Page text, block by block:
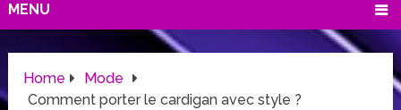
MENU
Home
Mode
Comment porter le cardigan avec style ?